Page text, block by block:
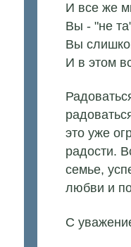
И все же
Вы - "не
Вы
И в этом
это уже
радости.
семье,
любви и
С